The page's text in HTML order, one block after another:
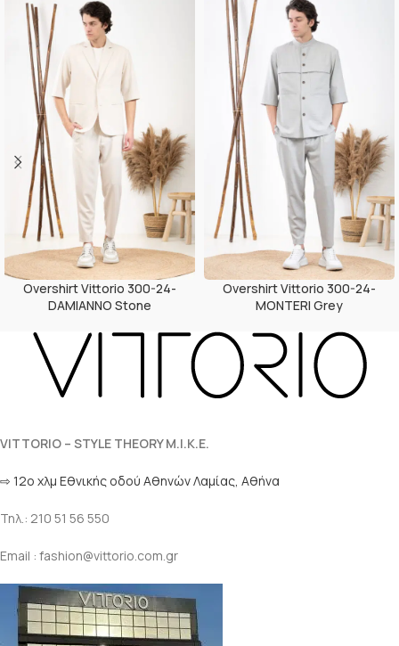
Overshirt Vittorio 300-24-
DAMIANNO Stone
Overshirt Vittorio 300-24-
MONTERI Grey
VITTORIO – STYLE THEORY M.I.K.E.
⇨ 12ο χλμ Eθνικής οδού Αθηνών Λαμίας, Αθήνα
Τηλ.: 210 51 56 550
Email : fashion@vittorio.com.gr